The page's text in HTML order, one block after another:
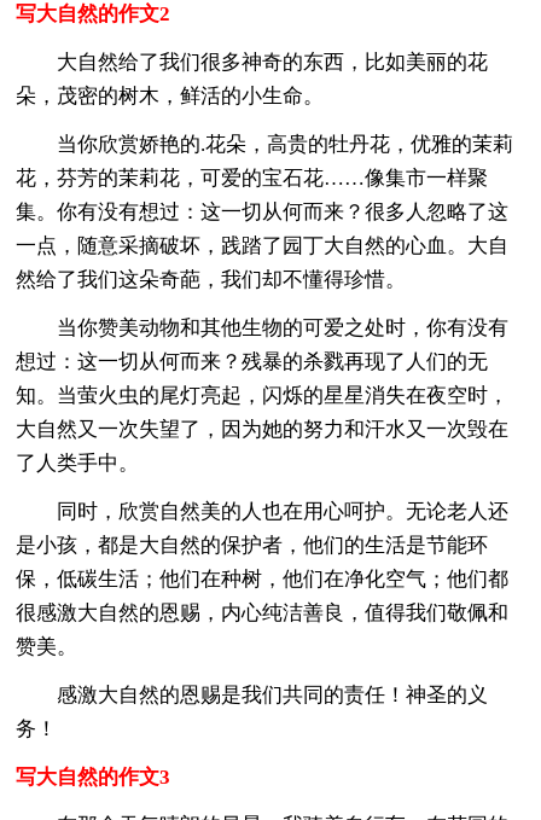
写大自然的作文2
大自然给了我们很多神奇的东西，比如美丽的花
朵，茂密的树木，鲜活的小生命。
当你欣赏娇艳的.花朵，高贵的牡丹花，优雅的茉莉
花，芬芳的茉莉花，可爱的宝石花……像集市一样聚
集。你有没有想过：这一切从何而来？很多人忽略了这
一点，随意采摘破坏，践踏了园丁大自然的心血。大自
然给了我们这朵奇葩，我们却不懂得珍惜。
当你赞美动物和其他生物的可爱之处时，你有没有
想过：这一切从何而来？残暴的杀戮再现了人们的无
知。当萤火虫的尾灯亮起，闪烁的星星消失在夜空时，
大自然又一次失望了，因为她的努力和汗水又一次毁在
了人类手中。
同时，欣赏自然美的人也在用心呵护。无论老人还
是小孩，都是大自然的保护者，他们的生活是节能环
保，低碳生活；他们在种树，他们在净化空气；他们都
很感激大自然的恩赐，内心纯洁善良，值得我们敬佩和
赞美。
感激大自然的恩赐是我们共同的责任！神圣的义
务！
写大自然的作文3